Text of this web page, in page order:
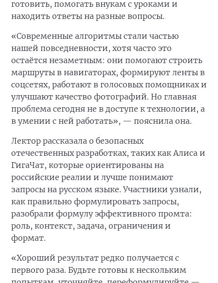
готовить, помогать внукам с уроками и
находить ответы на разные вопросы.
«Современные алгоритмы стали частью
нашей повседневности, хотя часто это
остаётся незаметным: они помогают строить
маршруты в навигаторах, формируют ленты в
соцсетях, работают в голосовых помощниках и
улучшают качество фотографий. Но главная
проблема сегодня не в доступе к технологии, а
в умении с ней работать», — пояснила она.
Лектор рассказала о безопасных
отечественных разработках, таких как Алиса и
ГигаЧат, которые ориентированы на
российские реалии и лучше понимают
запросы на русском языке. Участники узнали,
как правильно формулировать запросы,
разобрали формулу эффективного промта:
роль, контекст, задача, ограничения и
формат.
«Хороший результат редко получается с
первого раза. Будьте готовы к нескольким